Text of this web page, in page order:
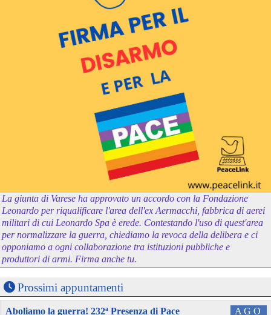
La giunta di Varese ha approvato un accordo con la Fondazione
Leonardo per riqualificare l'area dell'ex Aermacchi, fabbrica di aerei
militari di cui Leonardo Spa è erede. Contestando l'uso di quest'area
per normalizzare la guerra, chiediamo la revoca della delibera e ci
opponiamo a ogni collaborazione tra istituzioni pubbliche e
produttori di armi. Firma anche tu.
Prossimi appuntamenti
AGO
Aboliamo la guerra! 232ª Presenza di Pace